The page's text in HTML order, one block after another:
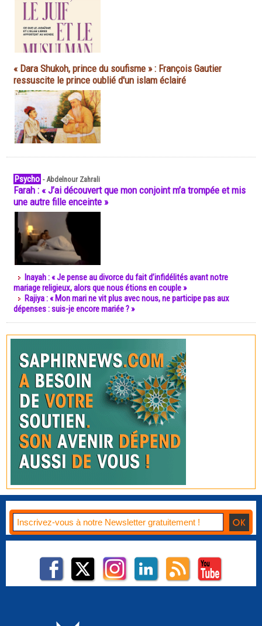
« Dara Shukoh, prince du soufisme » : François Gautier
ressuscite le prince oublié d'un islam éclairé
Psycho -Abdelnour Zahrali
Farah : « J’ai découvert que mon conjoint m’a trompée et mis
une autre fille enceinte »
Inayah : « Je pense au divorce du fait d’infidélités avant notre
mariage religieux, alors que nous étions en couple »
Rajiya : « Mon mari ne vit plus avec nous, ne participe pas aux
dépenses : suis-je encore mariée ? »